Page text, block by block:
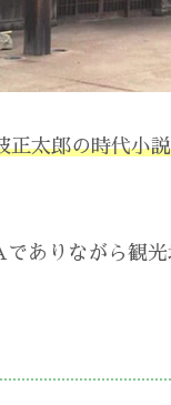
正太郎の時代小
ありながら観光